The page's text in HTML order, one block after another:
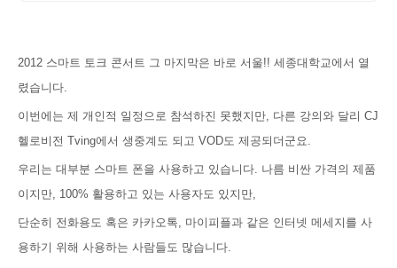
2012 스마트 토크 콘서트 그 마지막은 바로 서울!! 세종대학교에서 열
렸습니다.
이번에는 제 개인적 일정으로 참석하진 못했지만, 다른 강의와 달리 CJ
헬로비전 Tving에서 생중계도 되고 VOD도 제공되더군요.
우리는 대부분 스마트 폰을 사용하고 있습니다. 나름 비싼 가격의 제품
이지만, 100% 활용하고 있는 사용자도 있지만,
단순히 전화용도 혹은 카카오톡, 마이피플과 같은 인터넷 메세지를 사
용하기 위해 사용하는 사람들도 많습니다.